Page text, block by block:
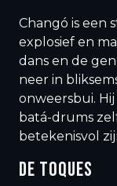
Changó is een
explosief en
dans en de
neer in
onweersbui.
batá-drums
betekenisvol
DE TOQUES